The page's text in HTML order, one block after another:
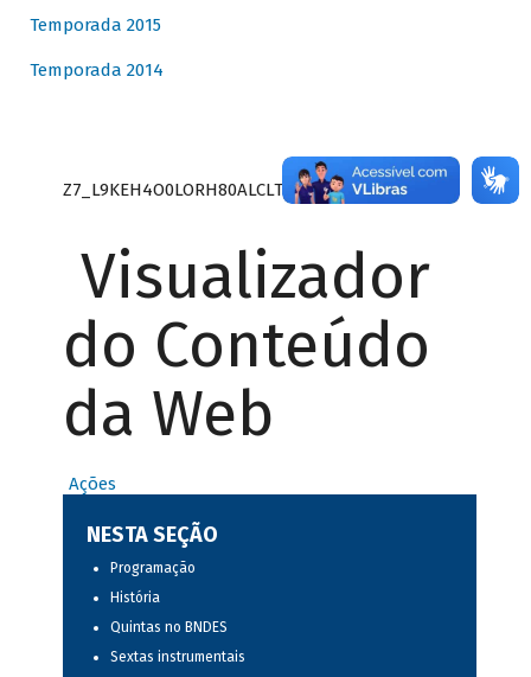
Temporada 2015
Temporada 2014
Z7_L9KEH4O0LORH80ALCLTPF80S27
Visualizador
do Conteúdo
da Web
Ações
NESTA SEÇÃO
Programação
História
Quintas no BNDES
Sextas instrumentais